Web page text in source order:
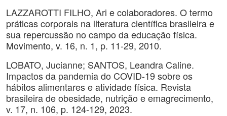
LAZZAROTTI FILHO, Ari e colaboradores. O termo
práticas corporais na literatura científica brasileira e
sua repercussão no campo da educação física.
Movimento, v. 16, n. 1, p. 11-29, 2010.
LOBATO, Jucianne; SANTOS, Leandra Caline.
Impactos da pandemia do COVID-19 sobre os
hábitos alimentares e atividade física. Revista
brasileira de obesidade, nutrição e emagrecimento,
v. 17, n. 106, p. 124-129, 2023.